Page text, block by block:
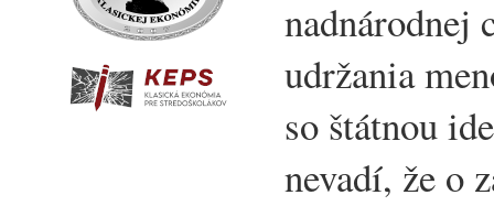
nadnárodnej
udržania
so štátnou
nevadí, že o